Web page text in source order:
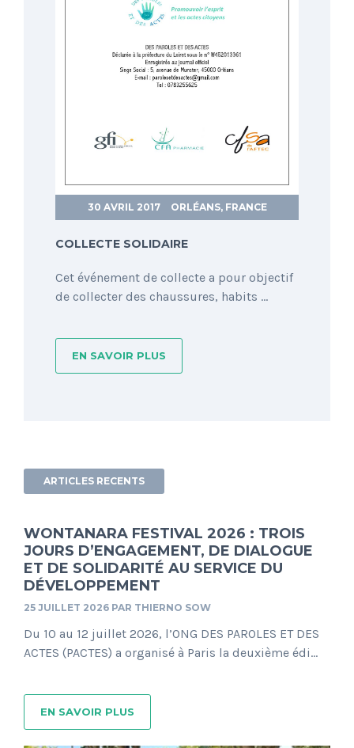
30 AVRIL 2017 ORLÉANS, FRANCE
COLLECTE SOLIDAIRE
Cet événement de collecte a pour objectif
de collecter des chaussures, habits ...
EN SAVOIR PLUS
ARTICLES RECENTS
WONTANARA FESTIVAL 2026 : TROIS
JOURS D’ENGAGEMENT, DE DIALOGUE
ET DE SOLIDARITÉ AU SERVICE DU
DÉVELOPPEMENT
25 JUILLET 2026 PAR THIERNO SOW
Du 10 au 12 juillet 2026, l’ONG DES PAROLES ET DES
ACTES (PACTES) a organisé à Paris la deuxième édi...
EN SAVOIR PLUS